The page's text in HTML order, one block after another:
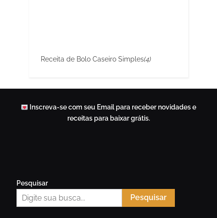
Receita de Bolo Caseiro Simples(4)
Inscreva-se com seu Email para receber novidades e
receitas para baixar grátis.
Pesquisar
Pesquisar